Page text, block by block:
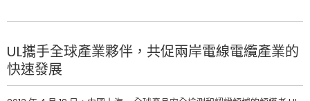
UL攜手全球產業夥伴，共促兩岸電線電纜產業的
快速發展